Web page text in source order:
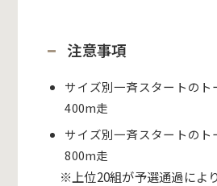
注意事項
サイズ別一斉スタートのト
400m走
サイズ別一斉スタートのト
800m走
※上位20組が予選通過によ